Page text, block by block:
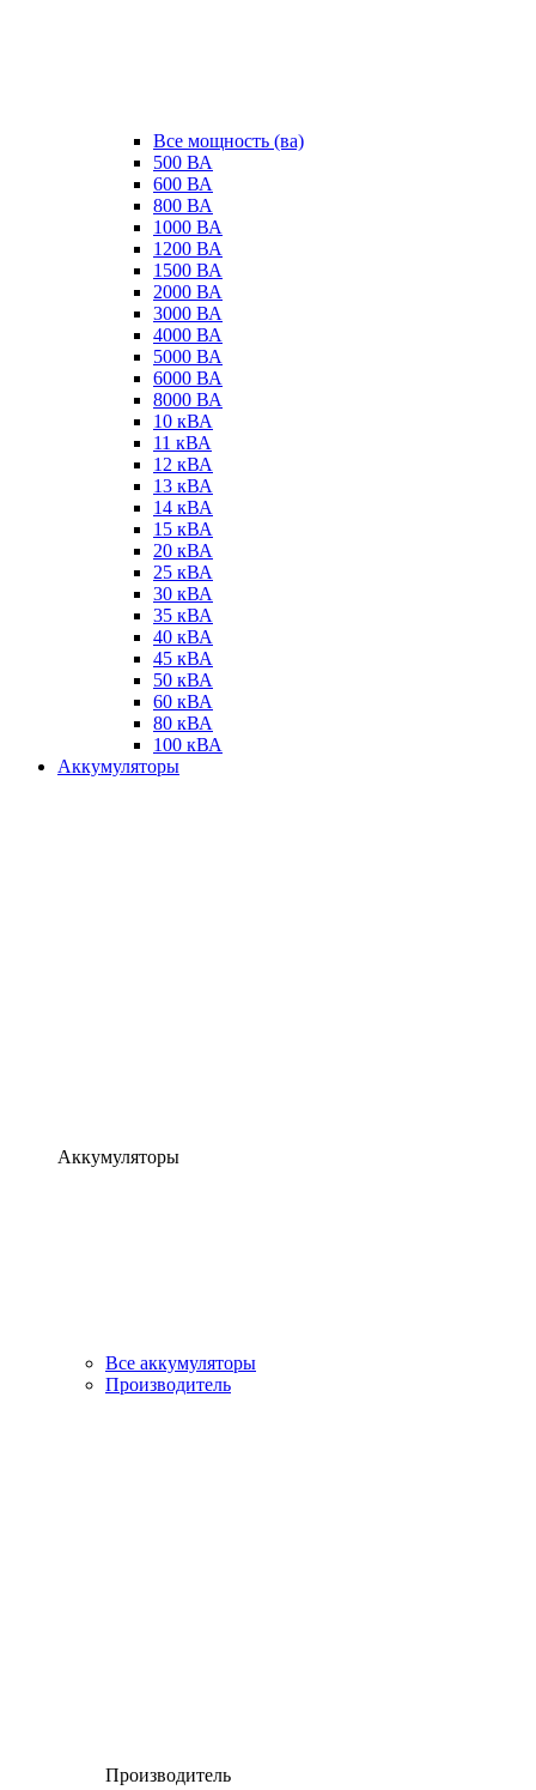
Все мощность (ва)
500 ВА
600 ВА
800 ВА
1000 ВА
1200 ВА
1500 ВА
2000 ВА
3000 ВА
4000 ВА
5000 ВА
6000 ВА
8000 ВА
10 кВА
11 кВА
12 кВА
13 кВА
14 кВА
15 кВА
20 кВА
25 кВА
30 кВА
35 кВА
40 кВА
45 кВА
50 кВА
60 кВА
80 кВА
100 кВА
Аккумуляторы
Аккумуляторы
Все аккумуляторы
Производитель
Производитель